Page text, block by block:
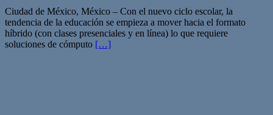
Ciudad de México, México – Con el nuevo ciclo escolar, la
tendencia de la educación se empieza a mover hacia el formato
híbrido (con clases presenciales y en línea) lo que requiere
soluciones de cómputo […]